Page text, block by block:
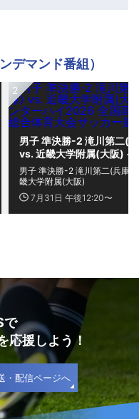
デマンド番組）
男子 準決勝-2 滝川第二(
vs. 近畿大学附属(大阪) イ
ーハイ2026 全国高等学
合体育大会サッカー競技
7月31日 午後12:20〜
男子 準決勝-2 滝川第二(兵庫)
畿大学附属(大阪)
で
応援しよう！
・配信ページへ